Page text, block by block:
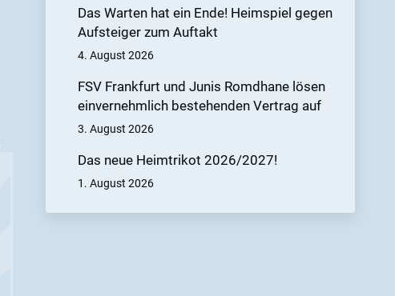
Das Warten hat ein Ende! Heimspiel gegen
Aufsteiger zum Auftakt
4. August 2026
FSV Frankfurt und Junis Romdhane lösen
einvernehmlich bestehenden Vertrag auf
3. August 2026
Das neue Heimtrikot 2026/2027!
1. August 2026